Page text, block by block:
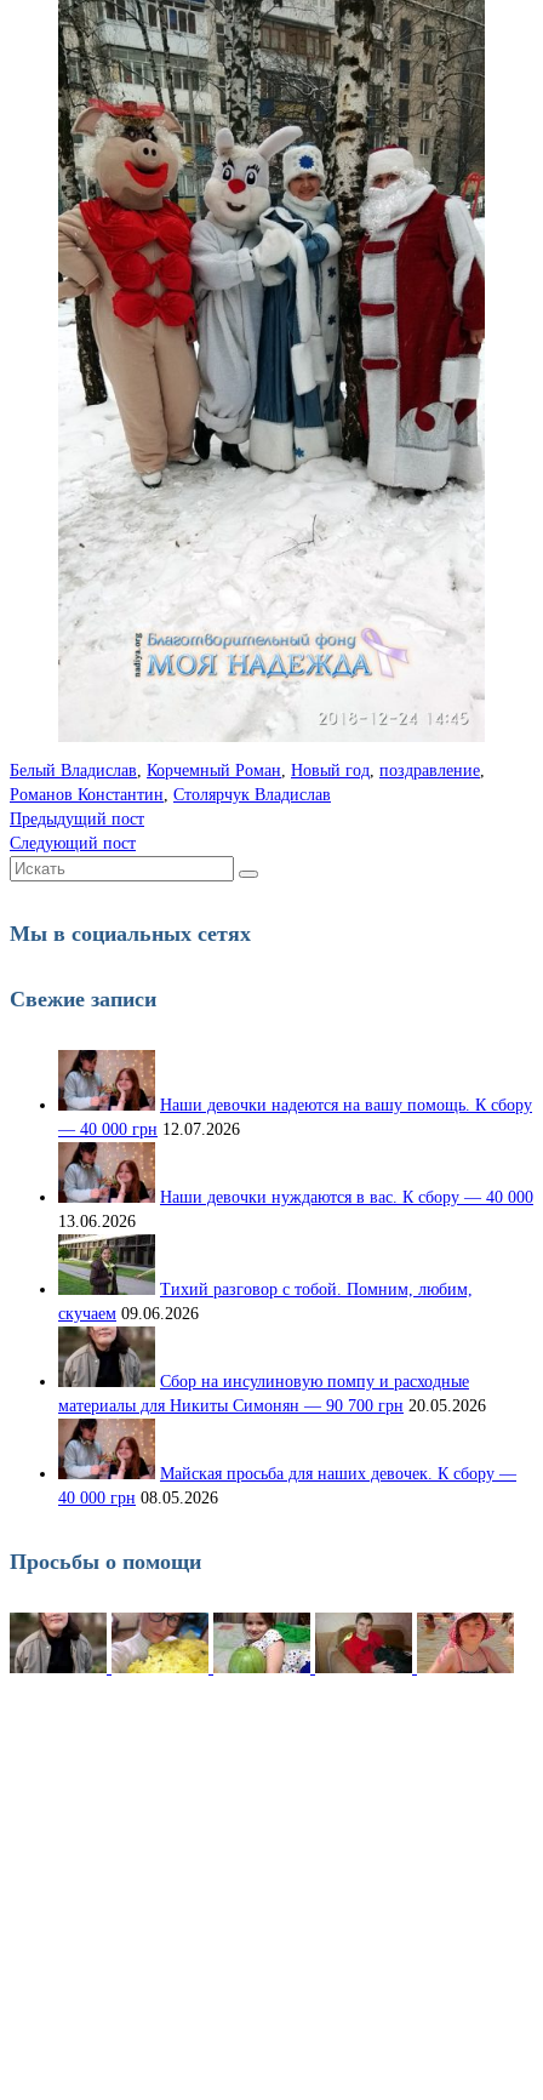
Белый Владислав, Корчемный Роман, Новый год, поздравление,
Романов Константин, Столярчук Владислав
Предыдущий пост
Следующий пост
Искать:
Мы в социальных сетях
Свежие записи
Наши девочки надеются на вашу помощь. К сбору
— 40 000 грн 12.07.2026
Наши девочки нуждаются в вас. К сбору — 40 000
13.06.2026
Тихий разговор с тобой. Помним, любим,
скучаем 09.06.2026
Сбор на инсулиновую помпу и расходные
материалы для Никиты Симонян — 90 700 грн 20.05.2026
Майская просьба для наших девочек. К сбору —
40 000 грн 08.05.2026
Просьбы о помощи